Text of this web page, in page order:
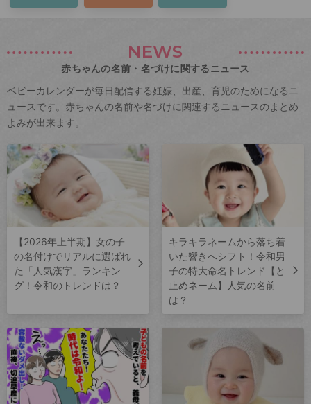
NEWS
赤ちゃんの名前・名づけに関するニュース
ベビーカレンダーが毎日配信する妊娠、出産、育児のためになるニ
ュースです。赤ちゃんの名前や名づけに関連するニュースのまとめ
よみが出来ます。
【2026年上半期】女の子
の名付けでリアルに選ばれ
た「人気漢字」ランキン
グ！令和のトレンドは？
キラキラネームから落ち着
いた響きへシフト！令和男
子の特大命名トレンド【と
止めネーム】人気の名前
は？